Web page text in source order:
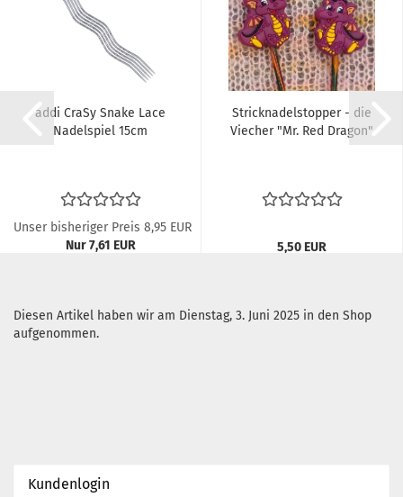
addi CraSy Snake Lace
Nadelspiel 15cm
Unser bisheriger Preis 8,95 EUR
Nur 7,61 EUR
Stricknadelstopper - die
Viecher "Mr. Red Dragon"
5,50 EUR
Diesen Artikel haben wir am Dienstag, 3. Juni 2025 in den Shop
aufgenommen.
Kundenlogin